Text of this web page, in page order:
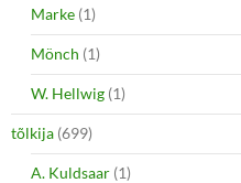
Marke (1)
Mönch (1)
W. Hellwig (1)
tõlkija (699)
A. Kuldsaar (1)